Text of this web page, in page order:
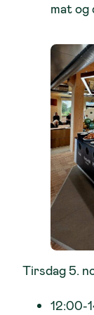
mat og
Tirsdag 5.
12:00-